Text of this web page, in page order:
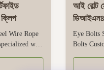
Wire Rope
wire
and utility
আই বোল্ট
আই বোল্ট
Eye Bolts
Bolts
securing